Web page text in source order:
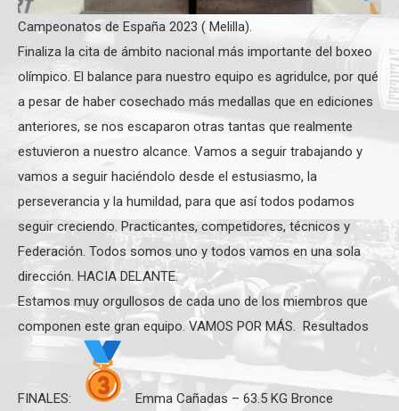
Campeonatos de España 2023 ( Melilla).
Finaliza la cita de ámbito nacional más importante del boxeo
olímpico. El balance para nuestro equipo es agridulce, por qué
a pesar de haber cosechado más medallas que en ediciones
anteriores, se nos escaparon otras tantas que realmente
estuvieron a nuestro alcance. Vamos a seguir trabajando y
vamos a seguir haciéndolo desde el estusiasmo, la
perseverancia y la humildad, para que así todos podamos
seguir creciendo. Practicantes, competidores, técnicos y
Federación. Todos somos uno y todos vamos en una sola
dirección. HACIA DELANTE.
Estamos muy orgullosos de cada uno de los miembros que
componen este gran equipo. VAMOS POR MÁS. Resultados
FINALES: Emma Cañadas – 63.5 KG Bronce